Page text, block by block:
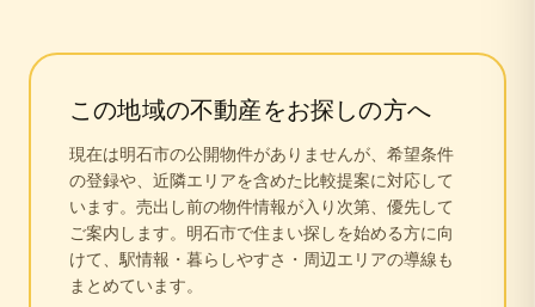
この地域の不動産をお探しの方へ
現在は明石市の公開物件がありませんが、希望条件
の登録や、近隣エリアを含めた比較提案に対応して
います。売出し前の物件情報が入り次第、優先して
ご案内します。 明石市で住まい探しを始める方に向
けて、駅情報・暮らしやすさ・周辺エリアの導線も
まとめています。